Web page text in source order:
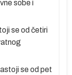
sobe i
se od četiri
se od pet